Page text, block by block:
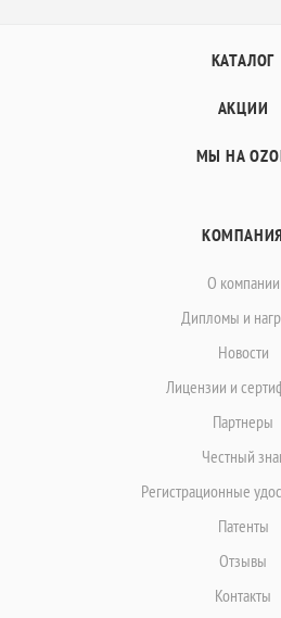
КАТАЛОГ
АКЦИИ
МЫ НА
КОМПАНИЯ
О компании
Дипломы и
Новости
Лицензии и
Партнеры
Честный
Регистрационные
Патенты
Отзывы
Контакты